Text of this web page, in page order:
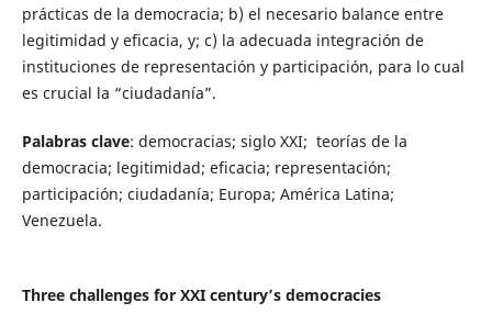
prácticas de la democracia; b) el necesario balance entre
legitimidad y eficacia, y; c) la adecuada integración de
instituciones de representación y participación, para lo cual
es crucial la “ciudadanía”.
Palabras clave: democracias; siglo XXI; teorías de la
democracia; legitimidad; eficacia; representación;
participación; ciudadanía; Europa; América Latina;
Venezuela.
Three challenges for XXI century’s democracies